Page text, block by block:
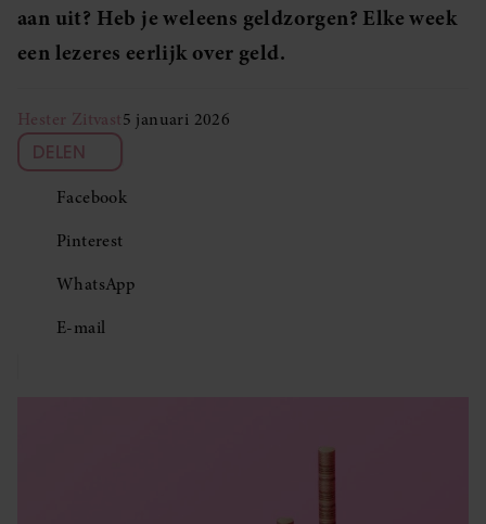
aan uit? Heb je weleens geldzorgen? Elke week
een lezeres eerlijk over geld.
Hester Zitvast5 januari 2026
DELEN
Facebook
Pinterest
WhatsApp
E-mail